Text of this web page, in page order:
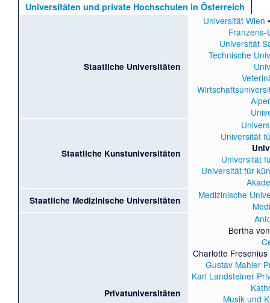
Universitäten und private Hochschulen in Österreich
Staatliche Universitäten
Universität Wien
Universität
Technische
Staatliche Kunstuniversitäten
Universität
Universität
Universität für
Staatliche Medizinische Universitäten
Medizinische
Privatuniversitäten
Bertha
Charlotte
Gustav Mahler
Karl Landsteiner
Musik und